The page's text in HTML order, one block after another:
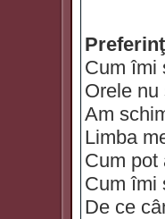
Cum îmi
Orele nu
Am
Limba
Cum pot
Cum îmi
De ce